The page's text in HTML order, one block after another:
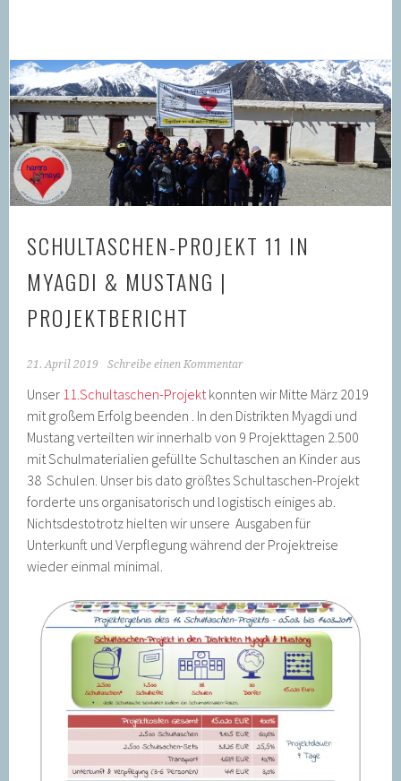
SCHULTASCHEN-PROJEKT 11 IN
MYAGDI & MUSTANG |
PROJEKTBERICHT
21. April 2019 Schreibe einen Kommentar
Unser 11.Schultaschen-Projekt konnten wir Mitte März 2019
mit großem Erfolg beenden . In den Distrikten Myagdi und
Mustang verteilten wir innerhalb von 9 Projekttagen 2.500
mit Schulmaterialien gefüllte Schultaschen an Kinder aus
38 Schulen. Unser bis dato größtes Schultaschen-Projekt
forderte uns organisatorisch und logistisch einiges ab.
Nichtsdestotrotz hielten wir unsere Ausgaben für
Unterkunft und Verpflegung während der Projektreise
wieder einmal minimal.